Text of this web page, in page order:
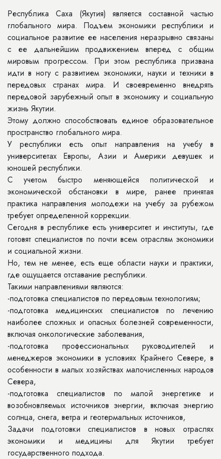
Республика Саха (Якутия) является составной частью
глобального мира. Подъем экономики республики и
социальное развитие ее населения неразрывно связаны
с ее дальнейшим продвижением вперед с общим
мировым прогрессом. При этом республика призвана
идти в ногу с развитием экономики, науки и техники в
передовых странах мира. И своевременно внедрять
передовой зарубежный опыт в экономику и социальную
жизнь Якутии.
Этому должно способствовать единое образовательное
пространство глобального мира.
У республики есть опыт направления на учебу в
университетах Европы, Азии и Америки девушек и
юношей республики.
С учетом быстро меняющейся политической и
экономической обстановки в мире, ранее принятая
практика направления молодежи на учебу за рубежом
требует определенной коррекции.
Сегодня в республике есть университет и институты, где
готовят специалистов по почти всем отраслям экономики
и социальной жизни.
Но, тем не менее, есть еще области науки и практики,
где ощущается отставание республики.
Такими направлениями являются:
-подготовка специалистов по передовым технологиям;
-подготовка медицинских специалистов по лечению
наиболее сложных и опасных болезней современности,
включая онкологические заболевания,
-подготовка профессиональных руководителей и
менеджеров экономики в условиях Крайнего Севере, в
особенности в малых хозяйствах малочисленных народов
Севера,
-подготовка специалистов по малой энергетике и
возобновляемых источников энергии, включая энергию
солнца, снега, ветра и геотермальных источников,
Задачи подготовки специалистов в новых отраслях
экономики и медицины для Якутии требует
государственного подхода.